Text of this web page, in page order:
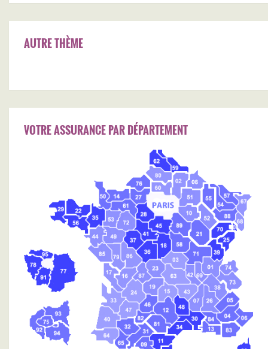
AUTRE THÈME
VOTRE ASSURANCE PAR DÉPARTEMENT